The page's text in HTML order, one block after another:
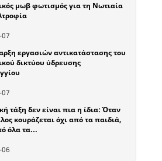
μωβ φωτισμός για τη Νωτιαία
εργασιών αντικατάστασης του
δικτύου ύδρευσης
τάξη δεν είναι πια η ίδια: Όταν
κουράζεται όχι από τα παιδιά,
όλα τα…